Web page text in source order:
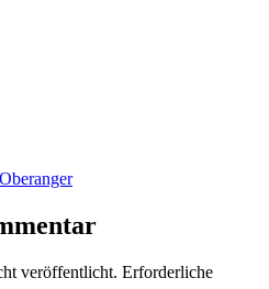
Oberanger
veröffentlicht. Erforderliche